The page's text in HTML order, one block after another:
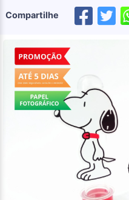
Compartilhe